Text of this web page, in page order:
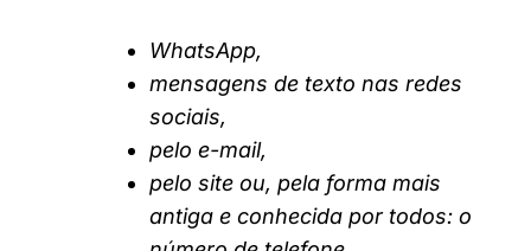
WhatsApp,
mensagens de texto nas redes
sociais,
pelo e-mail,
pelo site ou, pela forma mais
antiga e conhecida por todos: o